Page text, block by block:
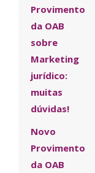
Provimento
da OAB
sobre
Marketing
jurídico:
muitas
dúvidas!
Novo
Provimento
da OAB